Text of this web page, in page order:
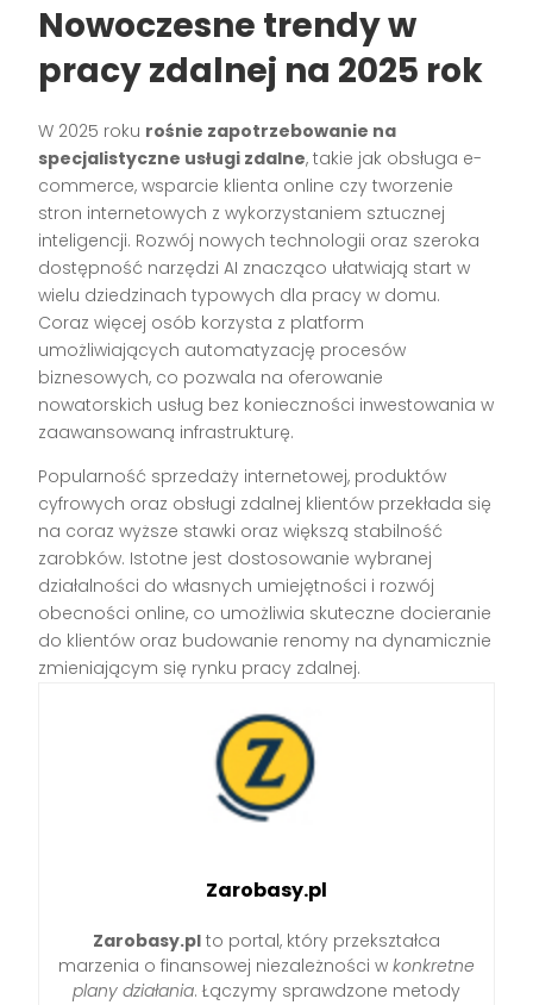
Nowoczesne trendy w
pracy zdalnej na 2025 rok
W 2025 roku rośnie zapotrzebowanie na
specjalistyczne usługi zdalne, takie jak obsługa e-
commerce, wsparcie klienta online czy tworzenie
stron internetowych z wykorzystaniem sztucznej
inteligencji. Rozwój nowych technologii oraz szeroka
dostępność narzędzi AI znacząco ułatwiają start w
wielu dziedzinach typowych dla pracy w domu.
Coraz więcej osób korzysta z platform
umożliwiających automatyzację procesów
biznesowych, co pozwala na oferowanie
nowatorskich usług bez konieczności inwestowania w
zaawansowaną infrastrukturę.
Popularność sprzedaży internetowej, produktów
cyfrowych oraz obsługi zdalnej klientów przekłada się
na coraz wyższe stawki oraz większą stabilność
zarobków. Istotne jest dostosowanie wybranej
działalności do własnych umiejętności i rozwój
obecności online, co umożliwia skuteczne docieranie
do klientów oraz budowanie renomy na dynamicznie
zmieniającym się rynku pracy zdalnej.
Zarobasy.pl
Zarobasy.pl to portal, który przekształca
marzenia o finansowej niezależności w konkretne
plany działania. Łączymy sprawdzone metody